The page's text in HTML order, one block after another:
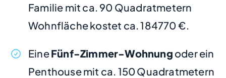
Familie mit ca. 90 Quadratmetern
Wohnfläche kostet ca. 184770 €.
EineFünf-Zimmer-Wohnung oder ein
Penthouse mit ca. 150 Quadratmetern